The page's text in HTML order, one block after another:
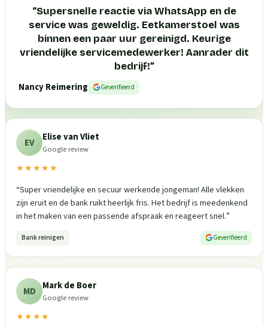
“Supersnelle reactie via WhatsApp en de
service was geweldig. Eetkamerstoel was
binnen een paar uur gereinigd. Keurige
vriendelijke servicemedewerker! Aanrader dit
bedrijf!”
Nancy Reimering
Geverifieerd
EV Elise van Vliet
Google review
★★★★★
“Super vriendelijke en secuur werkende jongeman! Alle vlekken
zijn eruit en de bank ruikt heerlijk fris. Het bedrijf is meedenkend
in het maken van een passende afspraak en reageert snel.”
Bank reinigen Geverifieerd
MD Mark de Boer
Google review
★★★★